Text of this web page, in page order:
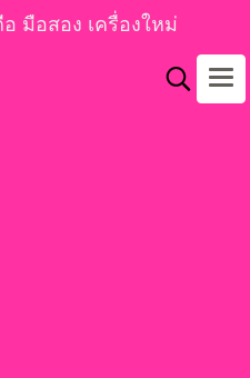
มือสอง เครื่องใหม่